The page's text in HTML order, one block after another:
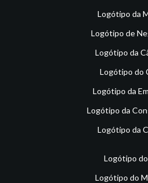
Logótipo da
Logótipo de
Logótipo da
Logótipo do
Logótipo da
Logótipo da
Logótipo da
Logótipo
Logótipo do